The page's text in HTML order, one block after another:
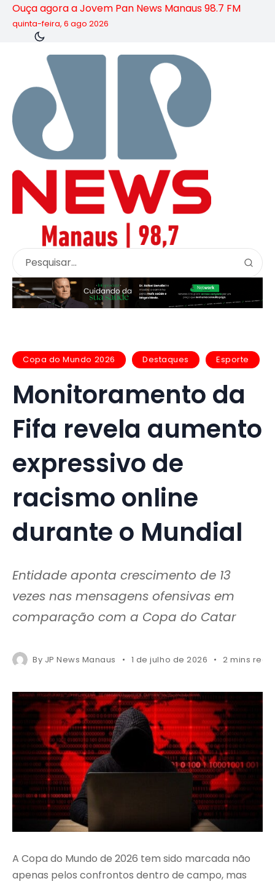
Ouça agora a Jovem Pan News Manaus 98.7 FM
quinta-feira, 6 ago 2026
Copa do Mundo 2026 Destaques Esporte
Monitoramento da
Fifa revela aumento
expressivo de
racismo online
durante o Mundial
Entidade aponta crescimento de 13
vezes nas mensagens ofensivas em
comparação com a Copa do Catar
By JP News Manaus 1 de julho de 2026 2 mins read
A Copa do Mundo de 2026 tem sido marcada não
apenas pelos confrontos dentro de campo, mas